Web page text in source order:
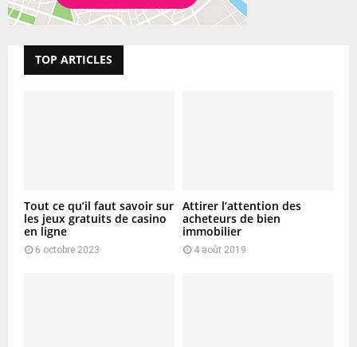
TOP ARTICLES
Tout ce qu’il faut savoir sur
les jeux gratuits de casino
en ligne
6 octobre 2023
Attirer l’attention des
acheteurs de bien
immobilier
4 août 2019